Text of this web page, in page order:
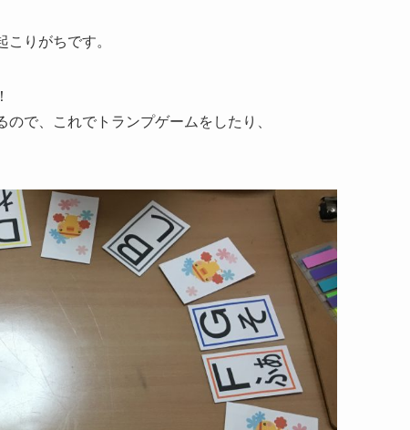
りがちです。
で、これでトランプゲームをしたり、